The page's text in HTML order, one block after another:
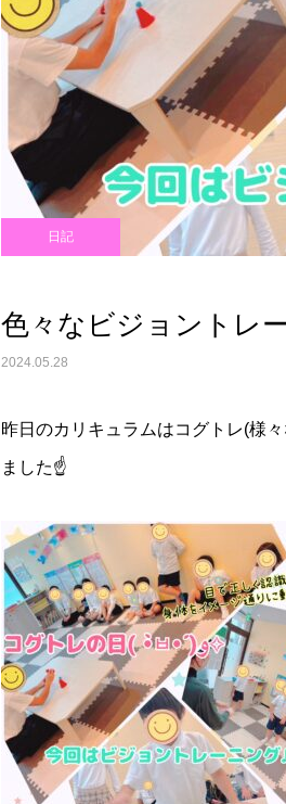
日記
色々なビジョントレ
2024.05.28
昨日のカリキュラムはコグトレ(様
ました☝️